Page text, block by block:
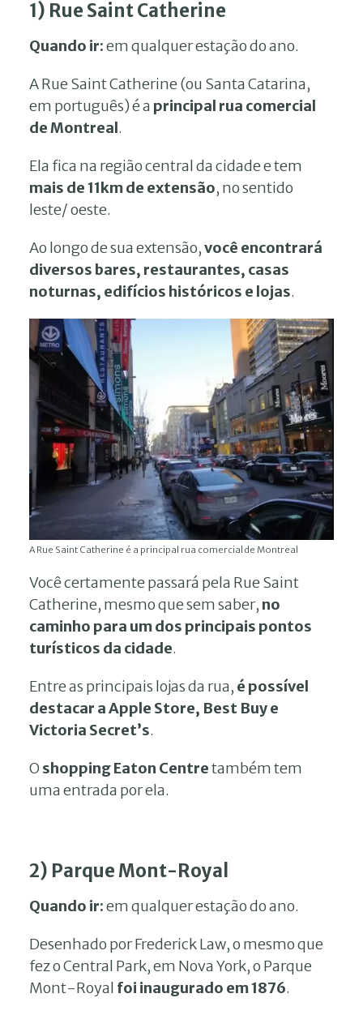
1) Rue Saint Catherine
Quando ir:em qualquer estação do ano.
A Rue Saint Catherine (ou Santa Catarina,
em português) é a principal rua comercial
de Montreal.
Ela fica na região central da cidade e tem
mais de 11km de extensão, no sentido
leste/ oeste.
Ao longo de sua extensão,você encontrará
diversos bares, restaurantes, casas
noturnas, edifícios históricos e lojas.
A Rue Saint Catherine é a principal rua comercial de Montreal
Você certamente passará pela Rue Saint
Catherine, mesmo que sem saber, no
caminho para um dos principais pontos
turísticos da cidade.
Entre as principais lojas da rua, é possível
destacar a Apple Store, Best Buy e
Victoria Secret’s.
O shopping Eaton Centretambém tem
uma entrada por ela.
2) Parque Mont-Royal
Quando ir:em qualquer estação do ano.
Desenhado por Frederick Law, o mesmo que
fez o Central Park, em Nova York, o Parque
Mont-Royal foi inaugurado em 1876.